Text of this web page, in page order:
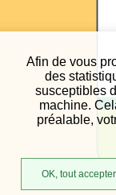
Afin de vous
des
susceptibles
machine.
préalable,
OK, tout accepter